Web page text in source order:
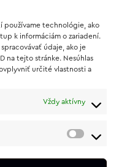
používame technológie, ako
k informáciám o zariadení.
údaje, ako je
na tejto stránke. Nesúhlas
určité vlastnosti a
Vždy aktívny